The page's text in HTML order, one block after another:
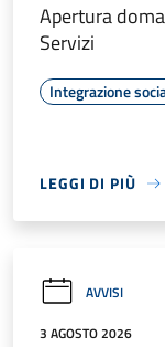
Apertura
Servizi
Integrazione
LEGGI DI PIÙ
AVVISI
3 AGOSTO 2026